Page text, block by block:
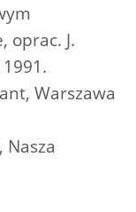
oprac. J.
Warszawa
Nasza